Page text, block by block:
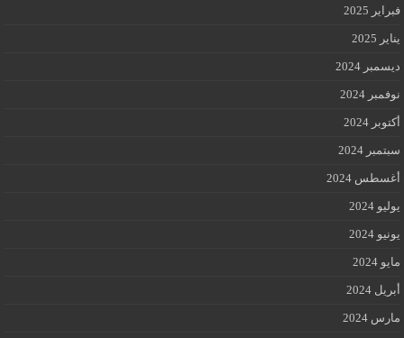
فبراير 2025
يناير 2025
ديسمبر 2024
نوفمبر 2024
أكتوبر 2024
سبتمبر 2024
أغسطس 2024
يوليو 2024
يونيو 2024
مايو 2024
أبريل 2024
مارس 2024